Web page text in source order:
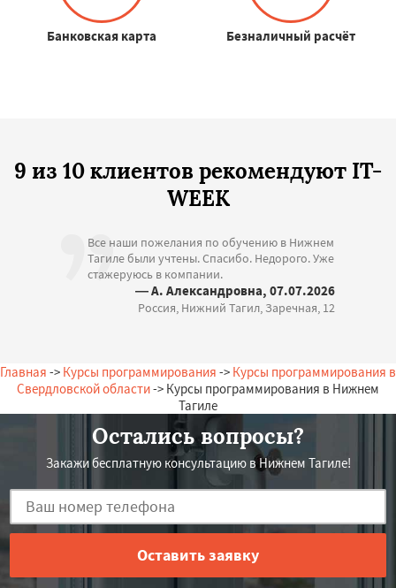
Банковская карта Безналичный расчёт
9 из 10 клиентов рекомендуют IT-
WEEK
Все наши пожелания по обучению в Нижнем
Тагиле были учтены. Спасибо. Недорого. Уже
стажеруюсь в компании.
— А. Александровна, 07.07.2026
Россия, Нижний Тагил, Заречная, 12
Главная -> Курсы программирования -> Курсы программирования в
Свердловской области-> Курсы программирования в Нижнем
Тагиле
Остались вопросы?
Закажи бесплатную консультацию в Нижнем Тагиле!